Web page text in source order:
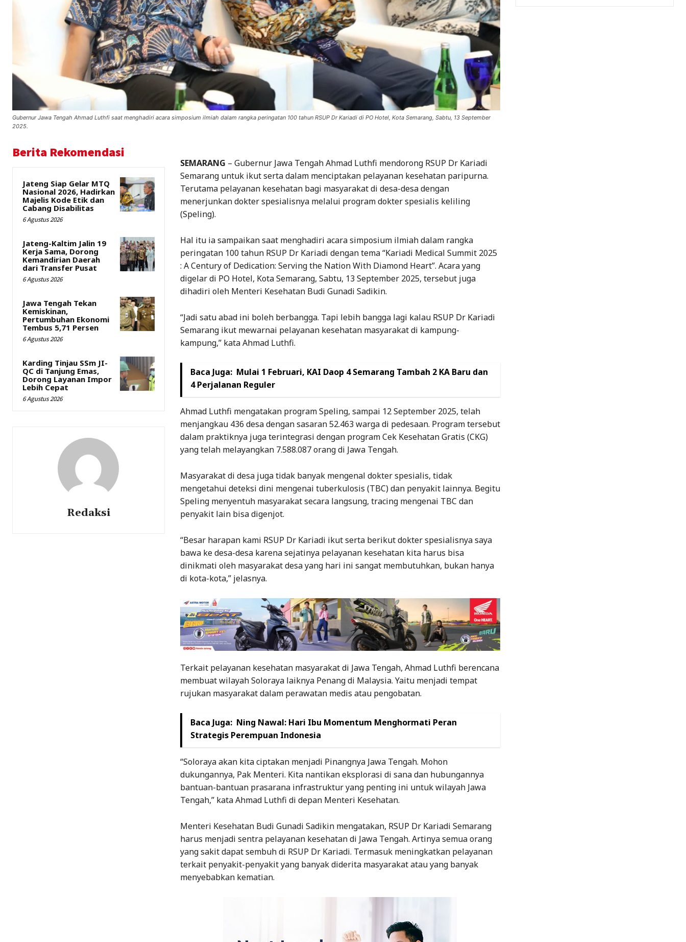
Gubernur Jawa Tengah Ahmad Luthfi saat menghadiri acara simposium ilmiah dalam rangka peringatan 100 tahun RSUP Dr Kariadi di PO Hotel, Kota Semarang, Sabtu, 13 September
2025.
Berita Rekomendasi
Jateng Siap Gelar MTQ
Nasional 2026, Hadirkan
Majelis Kode Etik dan
Cabang Disabilitas
6 Agustus 2026
Jateng-Kaltim Jalin 19
Kerja Sama, Dorong
Kemandirian Daerah
dari Transfer Pusat
6 Agustus 2026
Jawa Tengah Tekan
Kemiskinan,
Pertumbuhan Ekonomi
Tembus 5,71 Persen
6 Agustus 2026
Karding Tinjau SSm JI-
QC di Tanjung Emas,
Dorong Layanan Impor
Lebih Cepat
6 Agustus 2026
Redaksi
SEMARANG – Gubernur Jawa Tengah Ahmad Luthfi mendorong RSUP Dr Kariadi
Semarang untuk ikut serta dalam menciptakan pelayanan kesehatan paripurna.
Terutama pelayanan kesehatan bagi masyarakat di desa-desa dengan
menerjunkan dokter spesialisnya melalui program dokter spesialis keliling
(Speling).
Hal itu ia sampaikan saat menghadiri acara simposium ilmiah dalam rangka
peringatan 100 tahun RSUP Dr Kariadi dengan tema “Kariadi Medical Summit 2025
: A Century of Dedication: Serving the Nation With Diamond Heart”. Acara yang
digelar di PO Hotel, Kota Semarang, Sabtu, 13 September 2025, tersebut juga
dihadiri oleh Menteri Kesehatan Budi Gunadi Sadikin.
“Jadi satu abad ini boleh berbangga. Tapi lebih bangga lagi kalau RSUP Dr Kariadi
Semarang ikut mewarnai pelayanan kesehatan masyarakat di kampung-
kampung,” kata Ahmad Luthfi.
Baca Juga: Mulai 1 Februari, KAI Daop 4 Semarang Tambah 2 KA Baru dan
4 Perjalanan Reguler
Ahmad Luthfi mengatakan program Speling, sampai 12 September 2025, telah
menjangkau 436 desa dengan sasaran 52.463 warga di pedesaan. Program tersebut
dalam praktiknya juga terintegrasi dengan program Cek Kesehatan Gratis (CKG)
yang telah melayangkan 7.588.087 orang di Jawa Tengah.
Masyarakat di desa juga tidak banyak mengenal dokter spesialis, tidak
mengetahui deteksi dini mengenai tuberkulosis (TBC) dan penyakit lainnya. Begitu
Speling menyentuh masyarakat secara langsung, tracing mengenai TBC dan
penyakit lain bisa digenjot.
“Besar harapan kami RSUP Dr Kariadi ikut serta berikut dokter spesialisnya saya
bawa ke desa-desa karena sejatinya pelayanan kesehatan kita harus bisa
dinikmati oleh masyarakat desa yang hari ini sangat membutuhkan, bukan hanya
di kota-kota,” jelasnya.
Terkait pelayanan kesehatan masyarakat di Jawa Tengah, Ahmad Luthfi berencana
membuat wilayah Soloraya laiknya Penang di Malaysia. Yaitu menjadi tempat
rujukan masyarakat dalam perawatan medis atau pengobatan.
Baca Juga: Ning Nawal: Hari Ibu Momentum Menghormati Peran
Strategis Perempuan Indonesia
“Soloraya akan kita ciptakan menjadi Pinangnya Jawa Tengah. Mohon
dukungannya, Pak Menteri. Kita nantikan eksplorasi di sana dan hubungannya
bantuan-bantuan prasarana infrastruktur yang penting ini untuk wilayah Jawa
Tengah,” kata Ahmad Luthfi di depan Menteri Kesehatan.
Menteri Kesehatan Budi Gunadi Sadikin mengatakan, RSUP Dr Kariadi Semarang
harus menjadi sentra pelayanan kesehatan di Jawa Tengah. Artinya semua orang
yang sakit dapat sembuh di RSUP Dr Kariadi. Termasuk meningkatkan pelayanan
terkait penyakit-penyakit yang banyak diderita masyarakat atau yang banyak
menyebabkan kematian.